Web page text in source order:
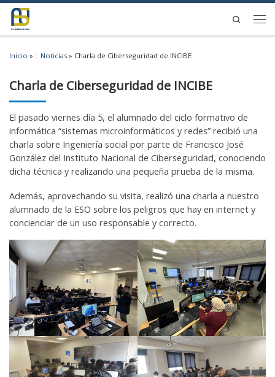
Saltar al contenido
Search
Inicio » :: Noticias » Charla de Ciberseguridad de INCIBE
Charla de Ciberseguridad de INCIBE
El pasado viernes día 5, el alumnado del ciclo formativo de
informática “sistemas microinformáticos y redes” recibió una
charla sobre Ingeniería social por parte de Francisco José
González del Instituto Nacional de Ciberseguridad, conociendo
dicha técnica y realizando una pequeña prueba de la misma.
Además, aprovechando su visita, realizó una charla a nuestro
alumnado de la ESO sobre los peligros que hay en internet y
concienciar de un uso responsable y correcto.